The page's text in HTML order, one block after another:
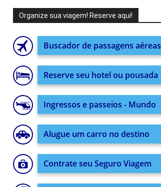
Organize sua viagem! Reserve aqui!
Buscador de passagens aéreas
Reserve seu hotel ou pousada
Ingressos e passeios - Mundo
Alugue um carro no destino
Contrate seu Seguro Viagem